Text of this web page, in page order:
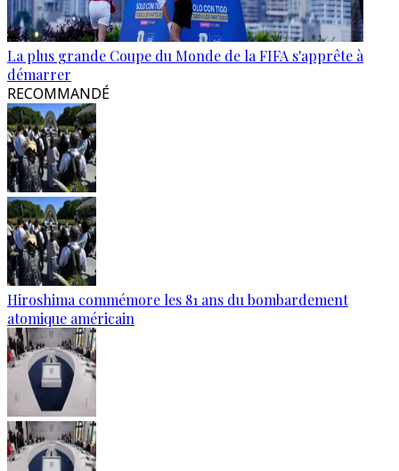
La plus grande Coupe du Monde de la FIFA s'apprête à
démarrer
RECOMMANDÉ
Hiroshima commémore les 81 ans du bombardement
atomique américain